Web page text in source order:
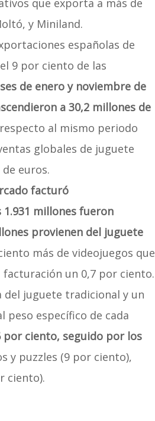
que exporta a más de
y Miniland.
españolas de
9 por ciento de las
de enero y noviembre de
a 30,2 millones de
al mismo periodo
globales de juguete
euros.
facturó
millones fueron
provienen del juguete
más de videojuegos que
un 0,7 por ciento.
del juguete tradicional y un
peso específico de cada
por ciento, seguido por los
y puzzles (9 por ciento),
ciento).